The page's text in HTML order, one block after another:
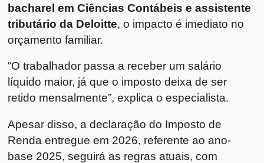
bacharel em Ciências Contábeis e assistente
tributário da Deloitte, o impacto é imediato no
orçamento familiar.
“O trabalhador passa a receber um salário
líquido maior, já que o imposto deixa de ser
retido mensalmente”, explica o especialista.
Apesar disso, a declaração do Imposto de
Renda entregue em 2026, referente ao ano-
base 2025, seguirá as regras atuais, com